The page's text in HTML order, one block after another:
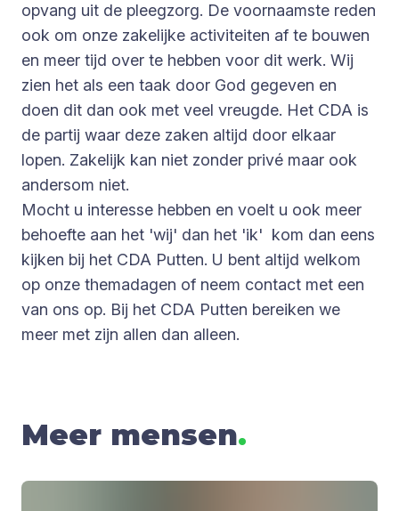
opvang uit de pleegzorg. De voornaamste reden
ook om onze zakelijke activiteiten af te bouwen
en meer tijd over te hebben voor dit werk. Wij
zien het als een taak door God gegeven en
doen dit dan ook met veel vreugde. Het CDA is
de partij waar deze zaken altijd door elkaar
lopen. Zakelijk kan niet zonder privé maar ook
andersom niet.
Mocht u interesse hebben en voelt u ook meer
behoefte aan het 'wij' dan het 'ik' kom dan eens
kijken bij het CDA Putten. U bent altijd welkom
op onze themadagen of neem contact met een
van ons op. Bij het CDA Putten bereiken we
meer met zijn allen dan alleen.
Meer mensen.